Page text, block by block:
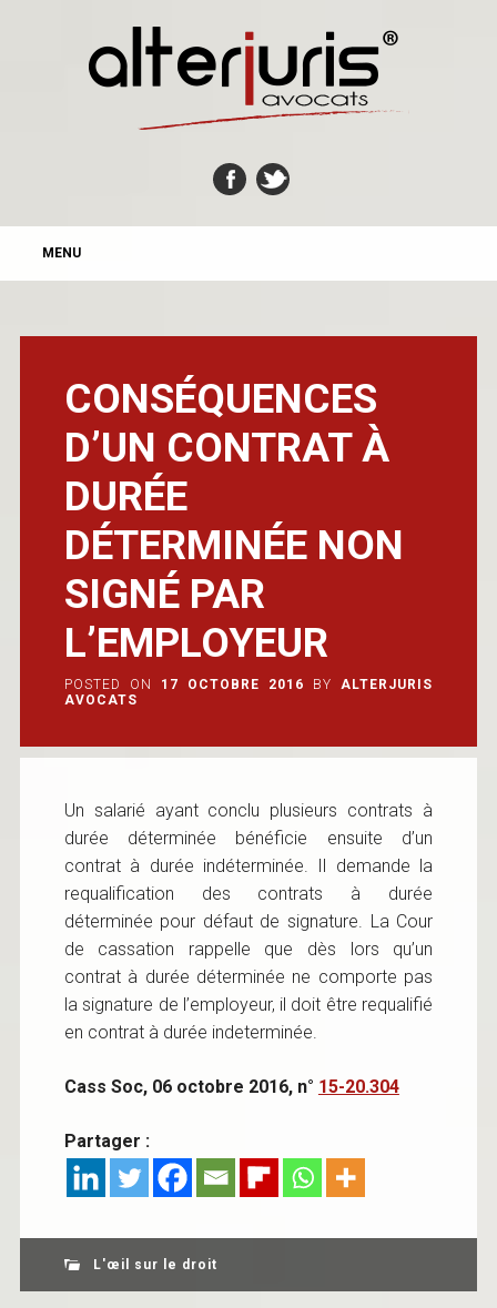
MAIN MENU
MENU
CONSÉQUENCES
D’UN CONTRAT À
DURÉE
DÉTERMINÉE NON
SIGNÉ PAR
L’EMPLOYEUR
POSTED ON 17 OCTOBRE 2016 BY
ALTERJURIS
AVOCATS
Un salarié ayant conclu plusieurs contrats à
durée déterminée bénéficie ensuite d’un
contrat à durée indéterminée. Il demande la
requalification des contrats à durée
déterminée pour défaut de signature. La Cour
de cassation rappelle que dès lors qu’un
contrat à durée déterminée ne comporte pas
la signature de l’employeur, il doit être requalifié
en contrat à durée indeterminée.
Cass Soc, 06 octobre 2016, n° 15-20.304
Partager :
L'œil sur le droit